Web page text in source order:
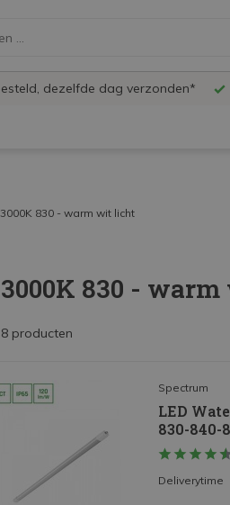
dezelfde dag verzonden*
3000K 830 - warm wit licht
3000K 830 -
8 producten
Spectrum
LED
830-840-
Deliverytime